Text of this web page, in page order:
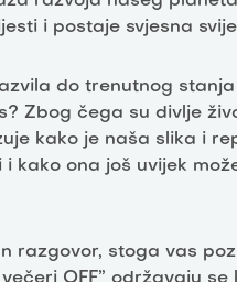
i postaje svjesna
do trenutnog
Zbog čega su divlje
kako je naša slika i
kako ona još uvijek
razgovor, stoga vas
OFF” održavaju